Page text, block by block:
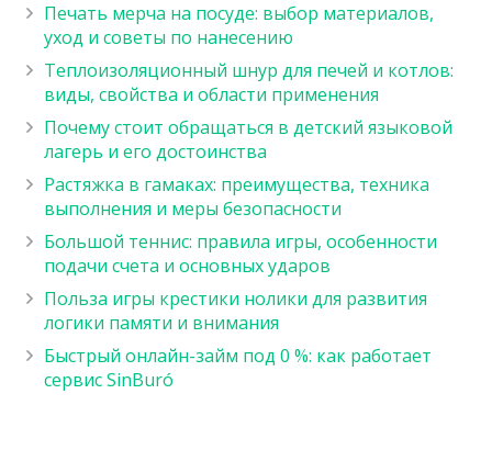
Печать мерча на посуде: выбор материалов,
уход и советы по нанесению
Теплоизоляционный шнур для печей и котлов:
виды, свойства и области применения
Почему стоит обращаться в детский языковой
лагерь и его достоинства
Растяжка в гамаках: преимущества, техника
выполнения и меры безопасности
Большой теннис: правила игры, особенности
подачи счета и основных ударов
Польза игры крестики нолики для развития
логики памяти и внимания
Быстрый онлайн-займ под 0 %: как работает
сервис SinBuró